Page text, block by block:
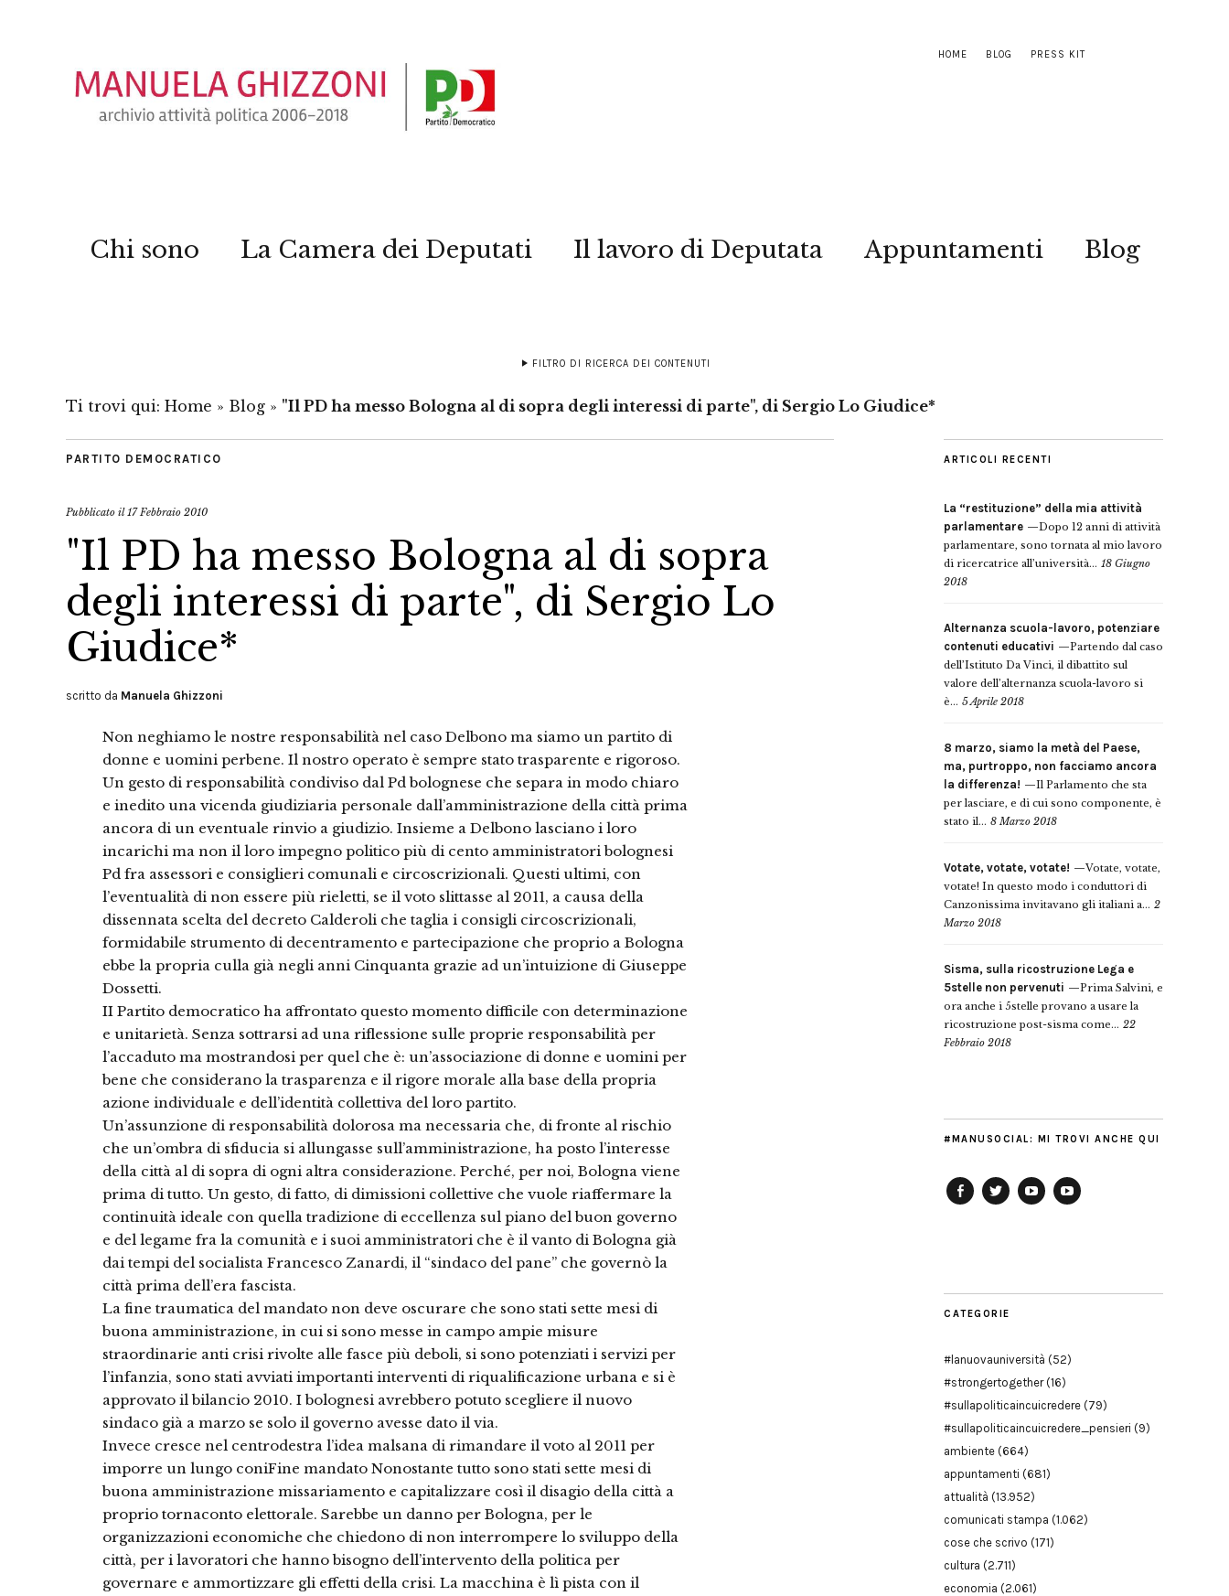
HOME BLOG PRESS KIT
Chi sono La Camera dei Deputati Il lavoro di Deputata Appuntamenti Blog
FILTRO DI RICERCA DEI CONTENUTI
Ti trovi qui: Home » Blog » "Il PD ha messo Bologna al di sopra degli interessi di parte", di Sergio Lo Giudice*
PARTITO DEMOCRATICO
Pubblicato il17 Febbraio 2010
"Il PD ha messo Bologna al di sopra
degli interessi di parte", di Sergio Lo
Giudice*
scritto da Manuela Ghizzoni
Non neghiamo le nostre responsabilità nel caso Delbono ma siamo un partito di
donne e uomini perbene. Il nostro operato è sempre stato trasparente e rigoroso.
Un gesto di responsabilità condiviso dal Pd bolognese che separa in modo chiaro
e inedito una vicenda giudiziaria personale dall’amministrazione della città prima
ancora di un eventuale rinvio a giudizio. Insieme a Delbono lasciano i loro
incarichi ma non il loro impegno politico più di cento amministratori bolognesi
Pd fra assessori e consiglieri comunali e circoscrizionali. Questi ultimi, con
l’eventualità di non essere più rieletti, se il voto slittasse al 2011, a causa della
dissennata scelta del decreto Calderoli che taglia i consigli circoscrizionali,
formidabile strumento di decentramento e partecipazione che proprio a Bologna
ebbe la propria culla già negli anni Cinquanta grazie ad un’intuizione di Giuseppe
Dossetti.
II Partito democratico ha affrontato questo momento difficile con determinazione
e unitarietà. Senza sottrarsi ad una riflessione sulle proprie responsabilità per
l’accaduto ma mostrandosi per quel che è: un’associazione di donne e uomini per
bene che considerano la trasparenza e il rigore morale alla base della propria
azione individuale e dell’identità collettiva del loro partito.
Un’assunzione di responsabilità dolorosa ma necessaria che, di fronte al rischio
che un’ombra di sfiducia si allungasse sull’amministrazione, ha posto l’interesse
della città al di sopra di ogni altra considerazione. Perché, per noi, Bologna viene
prima di tutto. Un gesto, di fatto, di dimissioni collettive che vuole riaffermare la
continuità ideale con quella tradizione di eccellenza sul piano del buon governo
e del legame fra la comunità e i suoi amministratori che è il vanto di Bologna già
dai tempi del socialista Francesco Zanardi, il “sindaco del pane” che governò la
città prima dell’era fascista.
La fine traumatica del mandato non deve oscurare che sono stati sette mesi di
buona amministrazione, in cui si sono messe in campo ampie misure
straordinarie anti crisi rivolte alle fasce più deboli, si sono potenziati i servizi per
l’infanzia, sono stati avviati importanti interventi di riqualificazione urbana e si è
approvato il bilancio 2010. I bolognesi avrebbero potuto scegliere il nuovo
sindaco già a marzo se solo il governo avesse dato il via.
Invece cresce nel centrodestra l’idea malsana di rimandare il voto al 2011 per
imporre un lungo coniFine mandato Nonostante tutto sono stati sette mesi di
buona amministrazione missariamento e capitalizzare così il disagio della città a
proprio tornaconto elettorale. Sarebbe un danno per Bologna, per le
organizzazioni economiche che chiedono di non interrompere lo sviluppo della
città, per i lavoratori che hanno bisogno dell’intervento della politica per
governare e ammortizzare gli effetti della crisi. La macchina è lì pista con il
ARTICOLI RECENTI
La “restituzione” della mia attività
parlamentare
Dopo 12 anni di attività
parlamentare, sono tornata al mio lavoro
di ricercatrice all’università... 18 Giugno
2018
Alternanza scuola-lavoro, potenziare
contenuti educativi
Partendo dal caso
dell’Istituto Da Vinci, il dibattito sul
valore dell’alternanza scuola-lavoro si
è... 5 Aprile 2018
8 marzo, siamo la metà del Paese,
ma, purtroppo, non facciamo ancora
la differenza!
Il Parlamento che sta
per lasciare, e di cui sono componente, è
stato il... 8 Marzo 2018
Votate, votate, votate!
Votate, votate,
votate! In questo modo i conduttori di
Canzonissima invitavano gli italiani a... 2
Marzo 2018
Sisma, sulla ricostruzione Lega e
5stelle non pervenuti
Prima Salvini, e
ora anche i 5stelle provano a usare la
ricostruzione post-sisma come... 22
Febbraio 2018
#MANUSOCIAL: MI TROVI ANCHE QUI
CATEGORIE
#lanuovauniversità (52)
#strongertogether(16)
#sullapoliticaincuicredere (79)
#sullapoliticaincuicredere_pensieri (9)
ambiente (664)
appuntamenti (681)
attualità (13.952)
comunicati stampa (1.062)
cose che scrivo (171)
cultura (2.711)
economia (2.061)